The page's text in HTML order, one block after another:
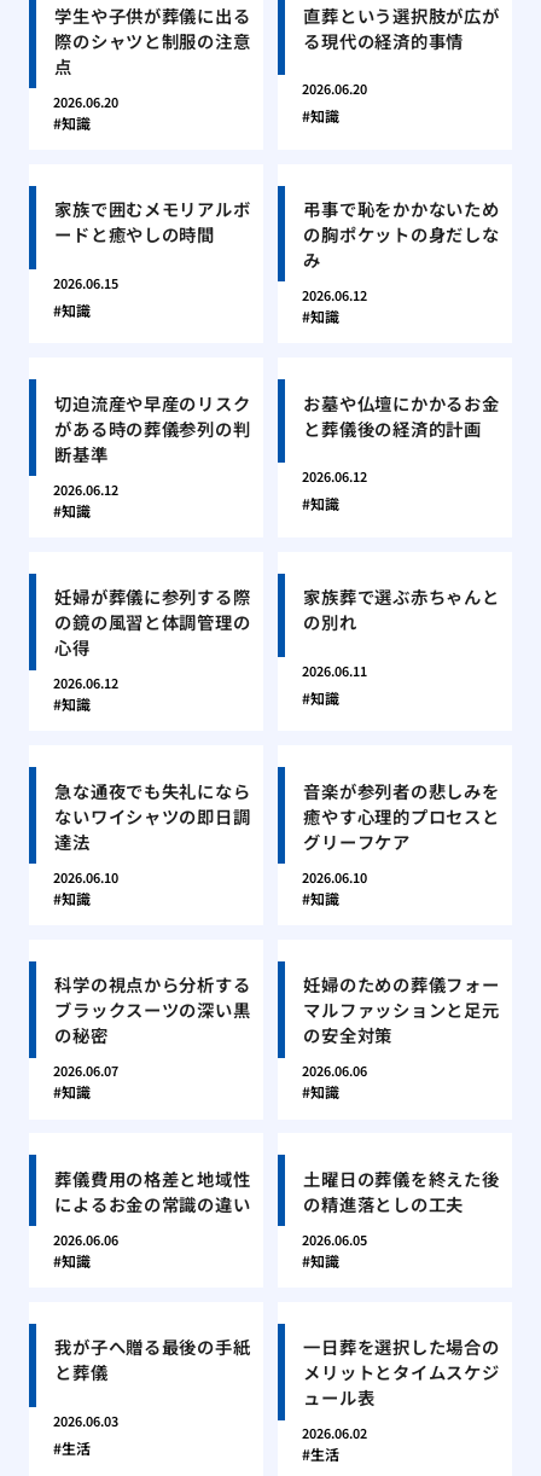
学生や子供が葬儀に出る
際のシャツと制服の注意
点
2026.06.20
知識
直葬という選択肢が広が
る現代の経済的事情
2026.06.20
知識
家族で囲むメモリアルボ
ードと癒やしの時間
2026.06.15
知識
弔事で恥をかかないため
の胸ポケットの身だしな
み
2026.06.12
知識
切迫流産や早産のリスク
がある時の葬儀参列の判
断基準
2026.06.12
知識
お墓や仏壇にかかるお金
と葬儀後の経済的計画
2026.06.12
知識
妊婦が葬儀に参列する際
の鏡の風習と体調管理の
心得
2026.06.12
知識
家族葬で選ぶ赤ちゃんと
の別れ
2026.06.11
知識
急な通夜でも失礼になら
ないワイシャツの即日調
達法
2026.06.10
知識
音楽が参列者の悲しみを
癒やす心理的プロセスと
グリーフケア
2026.06.10
知識
科学の視点から分析する
ブラックスーツの深い黒
の秘密
2026.06.07
知識
妊婦のための葬儀フォー
マルファッションと足元
の安全対策
2026.06.06
知識
葬儀費用の格差と地域性
によるお金の常識の違い
2026.06.06
知識
土曜日の葬儀を終えた後
の精進落としの工夫
2026.06.05
知識
我が子へ贈る最後の手紙
と葬儀
2026.06.03
生活
一日葬を選択した場合の
メリットとタイムスケジ
ュール表
2026.06.02
生活